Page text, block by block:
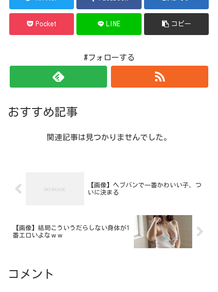
Pocket LINE コピー
#フォローする
おすすめ記事
関連記事は見つかりませんでした。
【画像】ヘブバンで一番かわいい子、つ
いに決まる
【画像】結局こう‎いうだらしない身体が1
番エロいよなｗｗ
コメント